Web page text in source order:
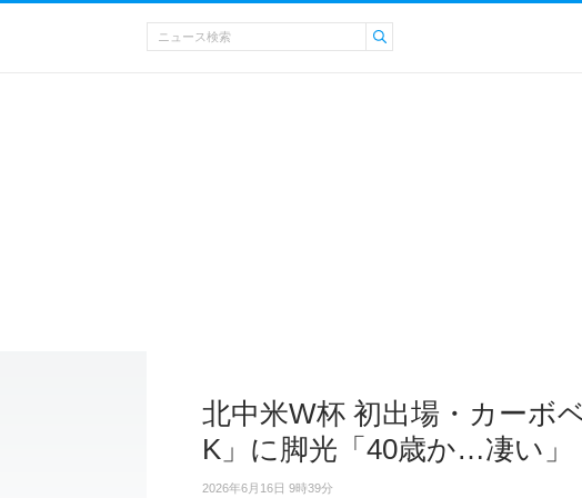
北中米W杯 初出場・カーボ
K」に脚光「40歳か…凄い」
2026年6月16日 9時39分